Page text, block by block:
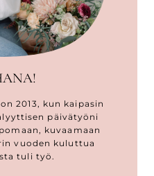
2013, kun kaipasin
päivätyöni
kuvaamaan
vuoden kuluttua
tuli työ.